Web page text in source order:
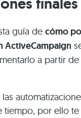
guía de cómo
ActiveCampaign
a partir de
tiempo, por ello